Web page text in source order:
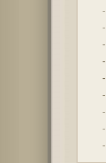
-
-
-
-
-
-
-
-
-